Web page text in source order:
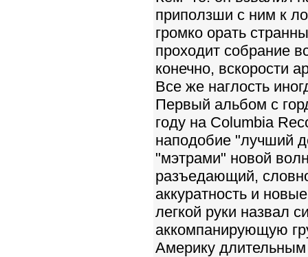
приползши с ним к
громко орать
проходит собрание
конечно, вскорости
Все же наглость
Первый альбом с
году на Columbia
наподобие "лучший
"мэтрами" новой
разъедающий,
аккуратность и
легкой руки назвал
аккомпанирующую
Америку длительным